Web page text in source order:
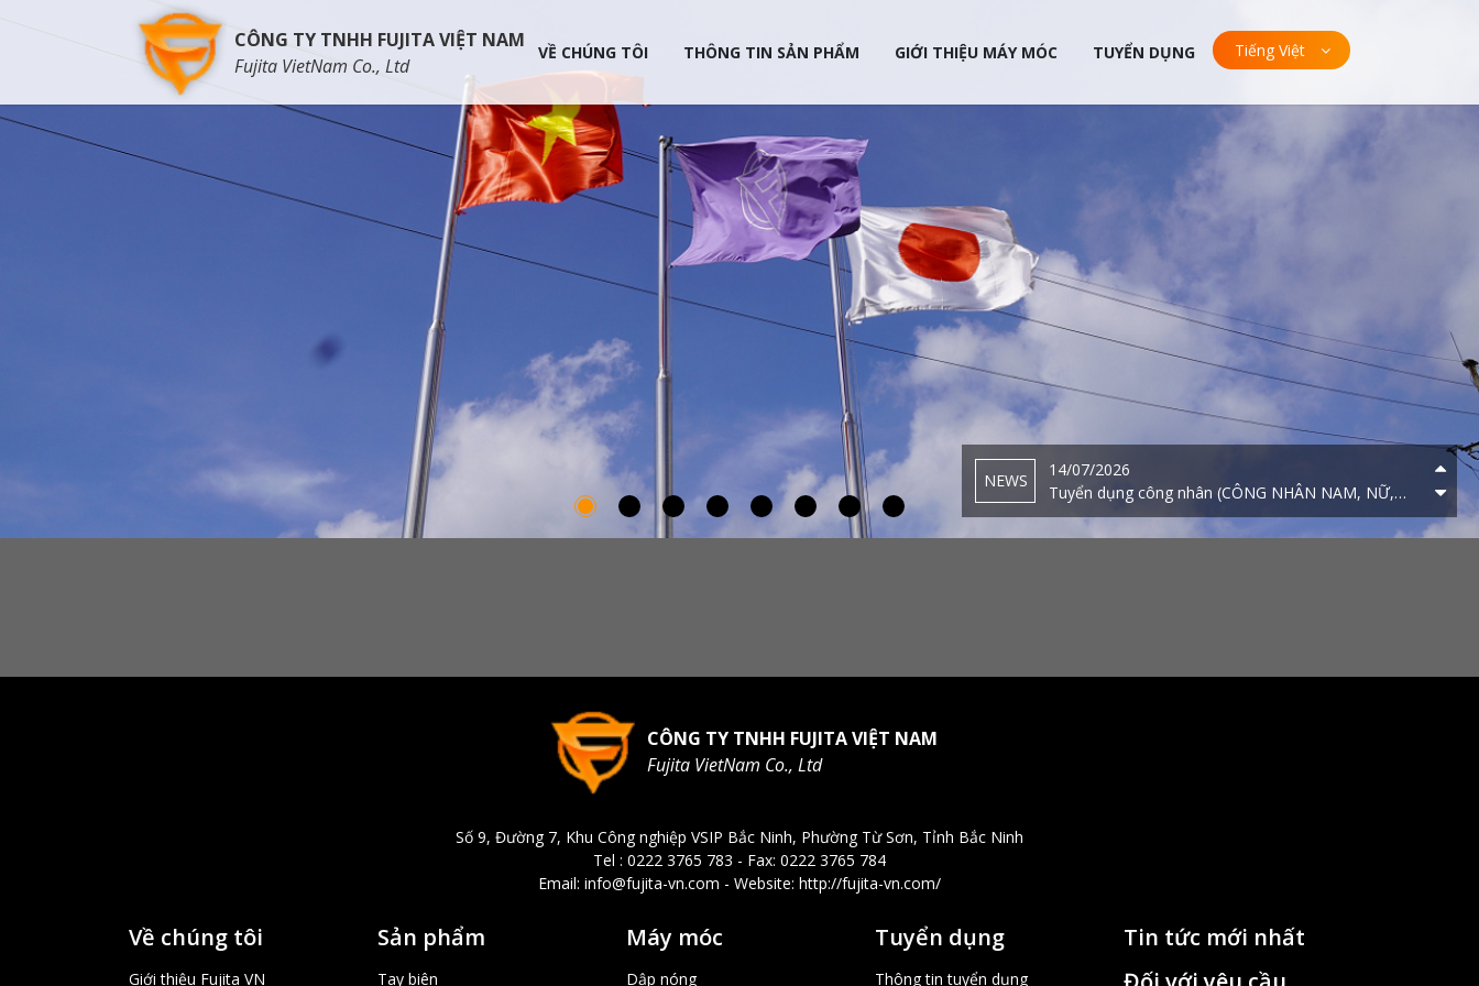
CÔNG TY TNHH FUJITA VIỆT NAM
Fujita VietNam Co., Ltd
VỀ CHÚNG TÔI THÔNG TIN SẢN PHẨM GIỚI THIỆU MÁY MÓC TUYỂN DỤNG Tiếng Việt
NEWS
23/03/2024
Công ty Fujita Indonesia công bố trang web
NEWS
14/07/2026
Nhân viên Cơ điện bảo trì (3 người ) – Có cơ hội
ứng tuyển vị trí Leader (chuyên điện tự động hóa)
NEWS
14/07/2026
Tuyển dụng công nhân (CÔNG NHÂN NAM, NỮ,
SỐ LƯỢNG CẦN TUYỂN: 20 NGƯỜI)
CÔNG TY TNHH FUJITA VIỆT NAM
Fujita VietNam Co., Ltd
Số 9, Đường 7, Khu Công nghiệp VSIP Bắc Ninh, Phường Từ Sơn, Tỉnh Bắc Ninh
Tel : 0222 3765 783 - Fax: 0222 3765 784
Email: info@fujita-vn.com - Website: http://fujita-vn.com/
Về chúng tôi
Giới thiệu Fujita VN
Sản phẩm
Tay biên
Máy móc
Dập nóng
Tuyển dụng
Thông tin tuyển dụng
Tin tức mới nhất